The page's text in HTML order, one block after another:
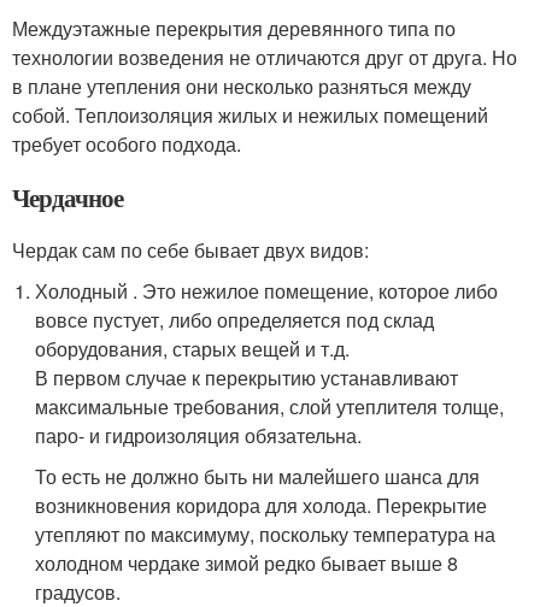
Междуэтажные перекрытия деревянного типа по
технологии возведения не отличаются друг от друга. Но
в плане утепления они несколько разняться между
собой. Теплоизоляция жилых и нежилых помещений
требует особого подхода.
Чердачное
Чердак сам по себе бывает двух видов:
Холодный . Это нежилое помещение, которое либо
вовсе пустует, либо определяется под склад
оборудования, старых вещей и т.д.
В первом случае к перекрытию устанавливают
максимальные требования, слой утеплителя толще,
паро- и гидроизоляция обязательна.
То есть не должно быть ни малейшего шанса для
возникновения коридора для холода. Перекрытие
утепляют по максимуму, поскольку температура на
холодном чердаке зимой редко бывает выше 8
градусов.